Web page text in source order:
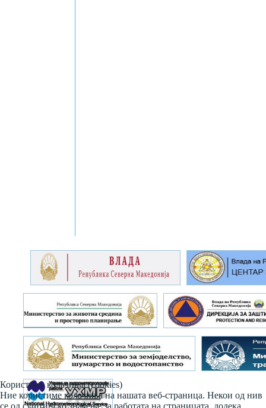
Користиме колачиња (cookies)
Ние користиме колачиња на нашата веб-страница. Некои од нив
се од суштинско значење за работата на страницата, додека